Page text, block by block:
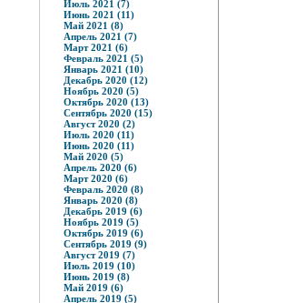
Июль 2021 (7)
Июнь 2021 (11)
Май 2021 (8)
Апрель 2021 (7)
Март 2021 (6)
Февраль 2021 (5)
Январь 2021 (10)
Декабрь 2020 (12)
Ноябрь 2020 (5)
Октябрь 2020 (13)
Сентябрь 2020 (15)
Август 2020 (2)
Июль 2020 (11)
Июнь 2020 (11)
Май 2020 (5)
Апрель 2020 (6)
Март 2020 (6)
Февраль 2020 (8)
Январь 2020 (8)
Декабрь 2019 (6)
Ноябрь 2019 (5)
Октябрь 2019 (6)
Сентябрь 2019 (9)
Август 2019 (7)
Июль 2019 (10)
Июнь 2019 (8)
Май 2019 (6)
Апрель 2019 (5)